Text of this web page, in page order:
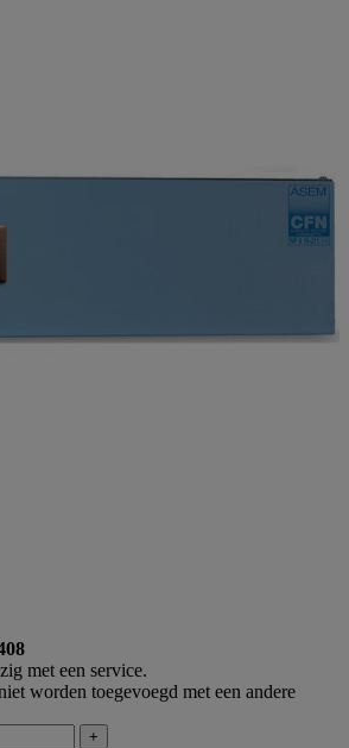
met een service.
worden toegevoegd met een andere
+